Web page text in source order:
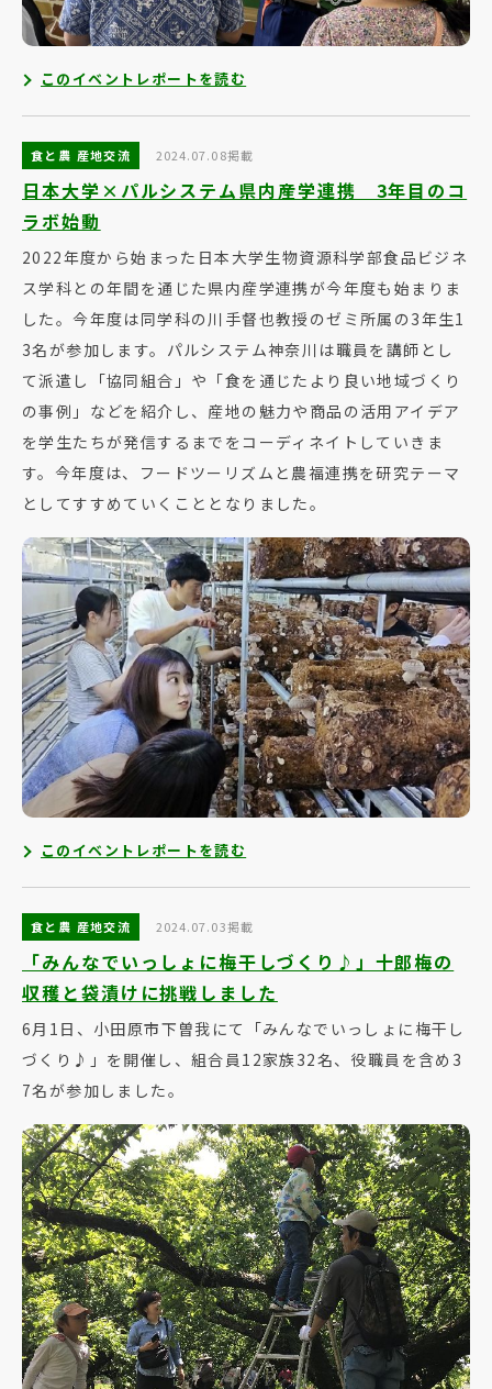
このイベントレポートを読む
食と農 産地交流 2024.07.08掲載
日本大学×パルシステム県内産学連携 3年目のコ
ラボ始動
2022年度から始まった日本大学生物資源科学部食品ビジネ
ス学科との年間を通じた県内産学連携が今年度も始まりま
した。今年度は同学科の川手督也教授のゼミ所属の3年生1
3名が参加します。パルシステム神奈川は職員を講師とし
て派遣し「協同組合」や「食を通じたより良い地域づくり
の事例」などを紹介し、産地の魅力や商品の活用アイデア
を学生たちが発信するまでをコーディネイトしていきま
す。今年度は、フードツーリズムと農福連携を研究テーマ
としてすすめていくこととなりました。
このイベントレポートを読む
食と農 産地交流 2024.07.03掲載
「みんなでいっしょに梅干しづくり♪」十郎梅の
収穫と袋漬けに挑戦しました
6月1日、小田原市下曽我にて「みんなでいっしょに梅干し
づくり♪」を開催し、組合員12家族32名、役職員を含め3
7名が参加しました。